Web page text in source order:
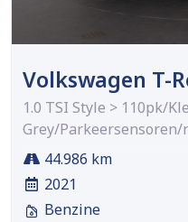
Volkswagen T-
1.0 TSI Style > 110pk/
Grey/
44.986 km
2021
Benzine